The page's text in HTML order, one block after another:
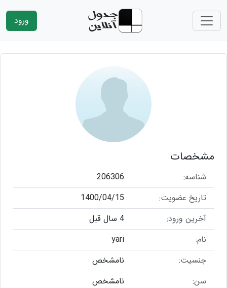
ورود
مشخصات
شناسه:
206306
تاریخ عضویت:
1400/04/15
آخرین ورود:
4 سال قبل
نام:
yari
جنسیت:
نامشخص
سن:
نامشخص